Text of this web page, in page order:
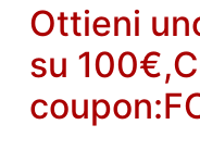
Ottieni
su